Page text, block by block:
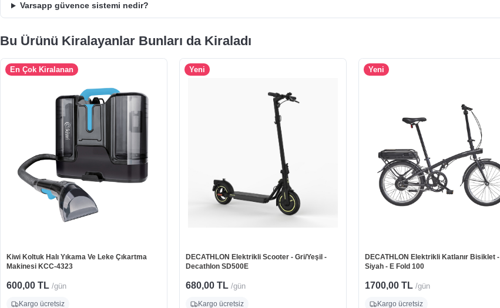
Varsapp güvence sistemi nedir?
Bu Ürünü Kiralayanlar Bunları da Kiraladı
En Çok Kiralanan
Kiwi Koltuk Halı Yıkama Ve Leke Çıkartma
Makinesi KCC-4323
600,00 TL /gün
Kargo ücretsiz
Yeni
DECATHLON Elektrikli Scooter - Gri/Yeşil -
Decathlon SD500E
680,00 TL /gün
Kargo ücretsiz
Yeni
DECATHLON Elektrikli Katlanır Bisiklet -
Siyah - E Fold 100
1700,00 TL /gün
Kargo ücretsiz